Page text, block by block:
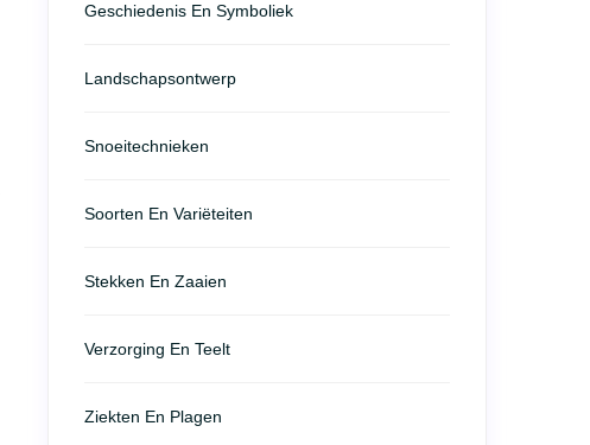
Geschiedenis En Symboliek
Landschapsontwerp
Snoeitechnieken
Soorten En Variëteiten
Stekken En Zaaien
Verzorging En Teelt
Ziekten En Plagen